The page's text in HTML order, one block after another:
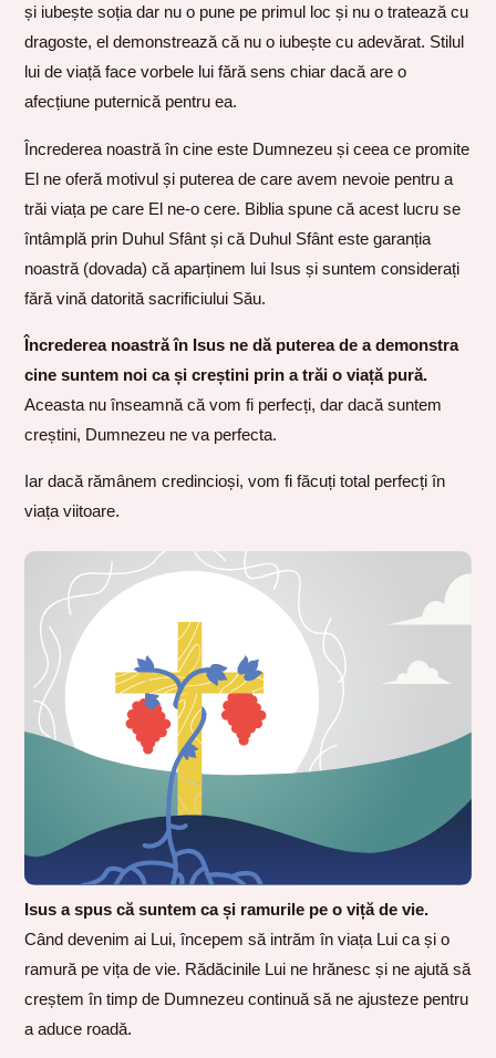
și iubește soția dar nu o pune pe primul loc și nu o tratează cu
dragoste, el demonstrează că nu o iubește cu adevărat. Stilul
lui de viață face vorbele lui fără sens chiar dacă are o
afecțiune puternică pentru ea.
Încrederea noastră în cine este Dumnezeu și ceea ce promite
El ne oferă motivul și puterea de care avem nevoie pentru a
trăi viața pe care El ne-o cere. Biblia spune că acest lucru se
întâmplă prin Duhul Sfânt și că Duhul Sfânt este garanția
noastră (dovada) că aparținem lui Isus și suntem considerați
fără vină datorită sacrificiului Său.
Încrederea noastră în Isus ne dă puterea de a demonstra
cine suntem noi ca și creștini prin a trăi o viață pură.
Aceasta nu înseamnă că vom fi perfecți, dar dacă suntem
creștini, Dumnezeu ne va perfecta.
Iar dacă rămânem credincioși, vom fi făcuți total perfecți în
viața viitoare.
Isus a spus că suntem ca și ramurile pe o viță de vie.
Când devenim ai Lui, începem să intrăm în viața Lui ca și o
ramură pe vița de vie. Rădăcinile Lui ne hrănesc și ne ajută să
creștem în timp de Dumnezeu continuă să ne ajusteze pentru
a aduce roadă.